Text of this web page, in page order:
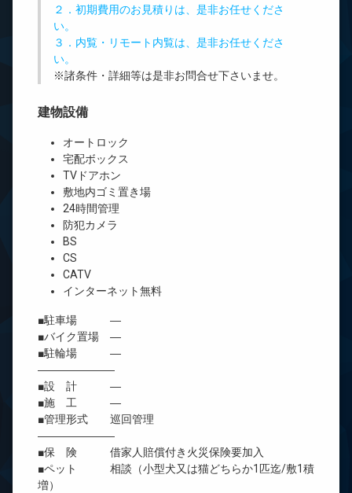
２．初期費用のお見積りは、是非お任せくださ
い。
３．内覧・リモート内覧は、是非お任せくださ
い。
※諸条件・詳細等は是非お問合せ下さいませ。
建物設備
オートロック
宅配ボックス
TVドアホン
敷地内ゴミ置き場
24時間管理
防犯カメラ
BS
CS
CATV
インターネット無料
■駐車場 ―
■バイク置場 ―
■駐輪場 ―
―――――――
■設 計 ―
■施 工 ―
■管理形式 巡回管理
―――――――
■保 険 借家人賠償付き火災保険要加入
■ペット 相談（小型犬又は猫どちらか1匹迄/敷1積
増）